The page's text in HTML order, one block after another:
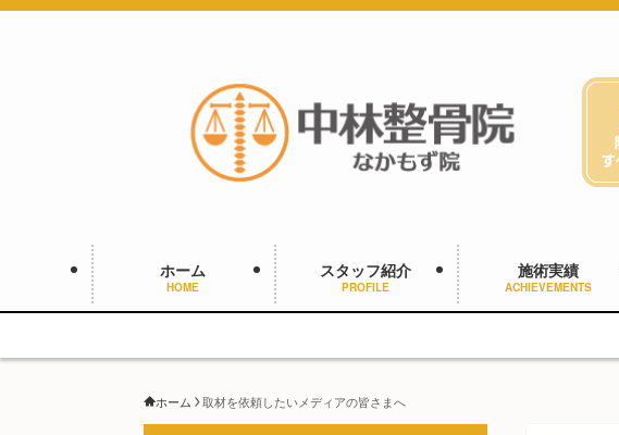
ホーム
HOME
スタッフ紹介
PROFILE
施術実績
ACHIEVEMENTS
ホーム 取材を依頼したいメディアの皆さまへ